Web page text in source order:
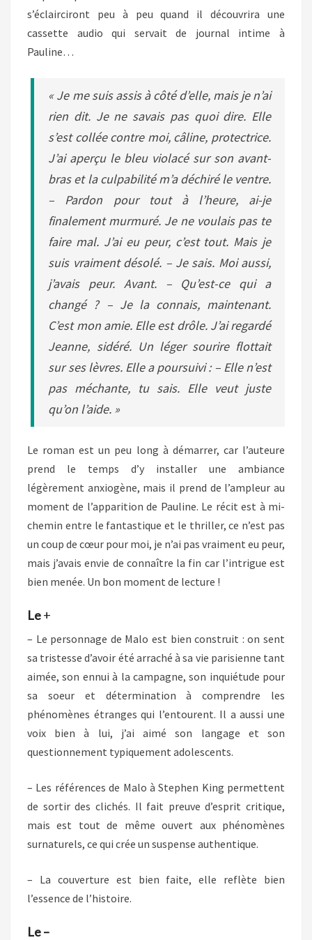
s’éclairciront peu à peu quand il découvrira une
cassette audio qui servait de journal intime à
Pauline…
« Je me suis assis à côté d’elle, mais je n’ai
rien dit. Je ne savais pas quoi dire. Elle
s’est collée contre moi, câline, protectrice.
J’ai aperçu le bleu violacé sur son avant-
bras et la culpabilité m’a déchiré le ventre.
– Pardon pour tout à l’heure, ai-je
finalement murmuré. Je ne voulais pas te
faire mal. J’ai eu peur, c’est tout. Mais je
suis vraiment désolé. – Je sais. Moi aussi,
j’avais peur. Avant. – Qu’est-ce qui a
changé ? – Je la connais, maintenant.
C’est mon amie. Elle est drôle. J’ai regardé
Jeanne, sidéré. Un léger sourire flottait
sur ses lèvres. Elle a poursuivi : – Elle n’est
pas méchante, tu sais. Elle veut juste
qu’on l’aide. »
Le roman est un peu long à démarrer, car l’auteure
prend le temps d’y installer une ambiance
légèrement anxiogène, mais il prend de l’ampleur au
moment de l’apparition de Pauline. Le récit est à mi-
chemin entre le fantastique et le thriller, ce n’est pas
un coup de cœur pour moi, je n’ai pas vraiment eu peur,
mais j’avais envie de connaître la fin car l’intrigue est
bien menée. Un bon moment de lecture !
Le+
– Le personnage de Malo est bien construit : on sent
sa tristesse d’avoir été arraché à sa vie parisienne tant
aimée, son ennui à la campagne, son inquiétude pour
sa soeur et détermination à comprendre les
phénomènes étranges qui l’entourent. Il a aussi une
voix bien à lui, j’ai aimé son langage et son
questionnement typiquement adolescents.
– Les références de Malo à Stephen King permettent
de sortir des clichés. Il fait preuve d’esprit critique,
mais est tout de même ouvert aux phénomènes
surnaturels, ce qui crée un suspense authentique.
– La couverture est bien faite, elle reflète bien
l’essence de l’histoire.
Le –